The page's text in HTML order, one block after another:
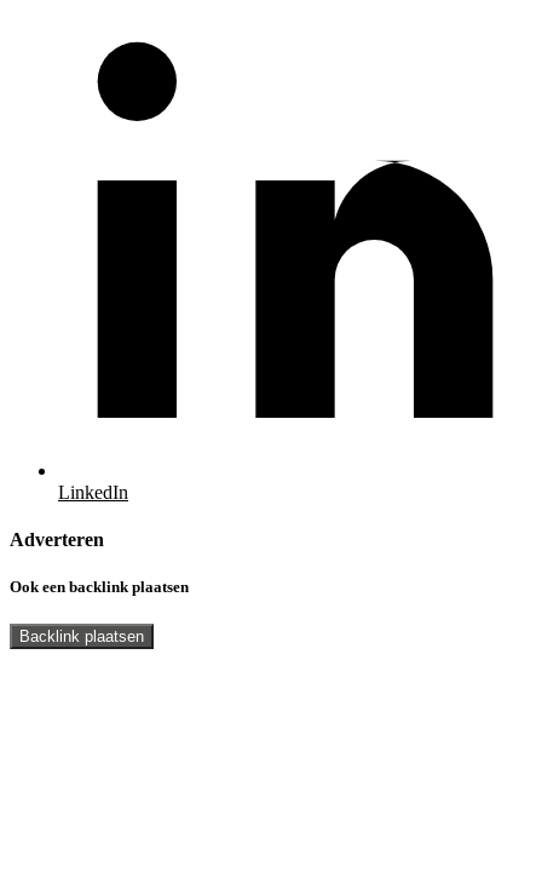
LinkedIn
Adverteren
Ook een backlink plaatsen
Backlink plaatsen